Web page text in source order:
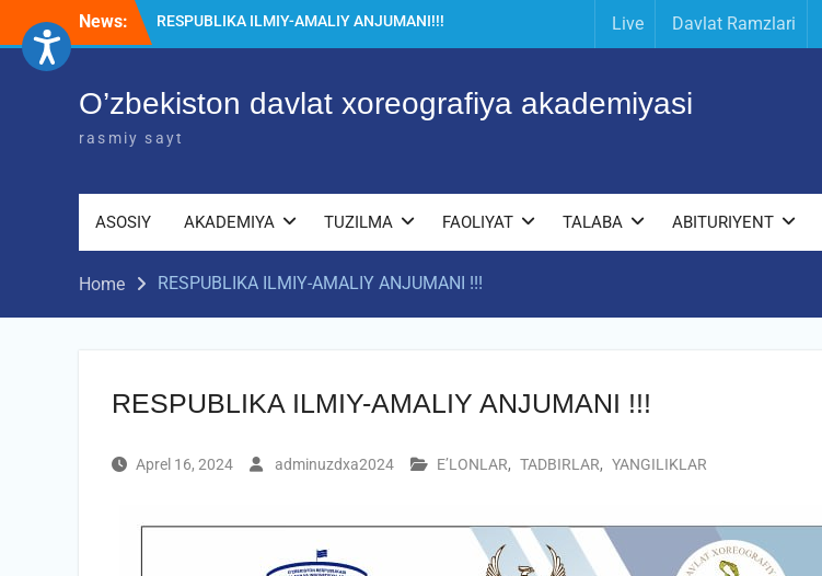
content
News:
RESPUBLIKA ILMIY-AMALIY ANJUMANI!!!
bo‘lib o‘tdi
Live Davlat Ramzlari
O’zbekiston davlat xoreografiya akademiyasi
rasmiy sayt
ASOSIY AKADEMIYA TUZILMA FAOLIYAT TALABA ABITURIYENT
Home RESPUBLIKA ILMIY-AMALIY ANJUMANI !!!
RESPUBLIKA ILMIY-AMALIY ANJUMANI !!!
Aprel 16, 2024 adminuzdxa2024 E’LONLAR, TADBIRLAR, YANGILIKLAR